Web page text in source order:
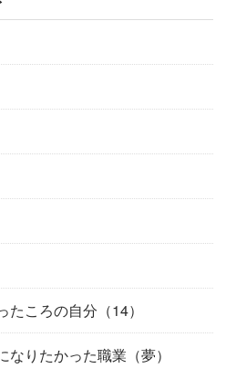
ころの自分（14）
りたかった職業（夢）